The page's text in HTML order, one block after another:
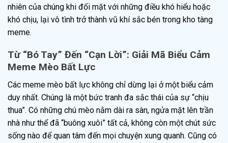
nhiên của chúng khi đối mặt với những điều khó hiểu hoặc
khó chịu, lại vô tình trở thành vũ khí sắc bén trong kho tàng
meme.
Từ “Bó Tay” Đến “Cạn Lời”: Giải Mã Biểu Cảm
Meme Mèo Bất Lực
Các meme mèo bất lực không chỉ dừng lại ở một biểu cảm
duy nhất. Chúng là một bức tranh đa sắc thái của sự “chịu
thua”. Có những chú mèo nằm dài ra sàn, ngửa mặt lên trần
nhà như thể đã “buông xuôi” tất cả, không còn một chút sức
sống nào để quan tâm đến mọi chuyện xung quanh. Cũng có